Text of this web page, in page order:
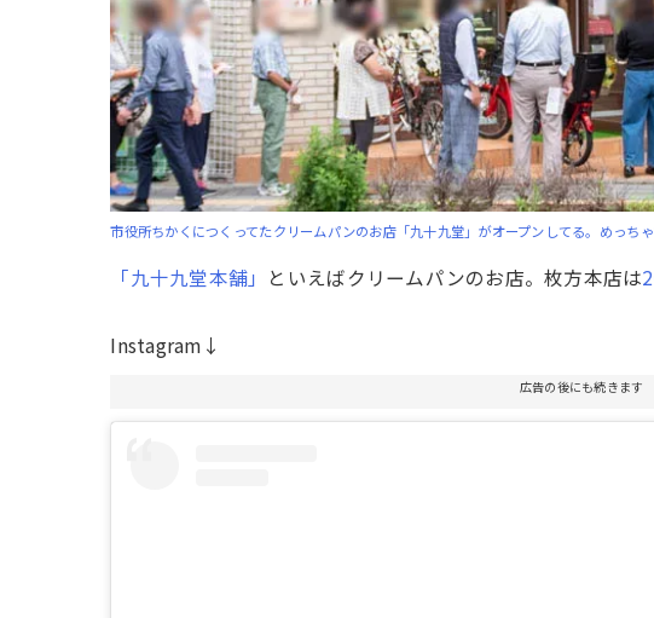
市役所ちかくにつくってたクリームパンのお店「九十九堂」がオープンしてる。めっち
「九十九堂本舗」 といえばクリームパンのお店。枚方本店は
Instagram↓
広告の後にも続きます